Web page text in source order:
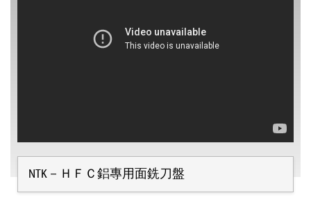
NTK－ＨＦＣ鋁專用面銑刀盤